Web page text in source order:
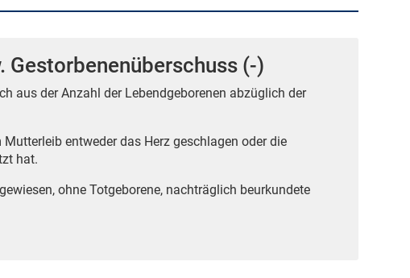
Gestorbenenüberschuss (-)
aus der Anzahl der Lebendgeborenen abzüglich der
entweder das Herz geschlagen oder die
hat.
ohne Totgeborene, nachträglich beurkundete